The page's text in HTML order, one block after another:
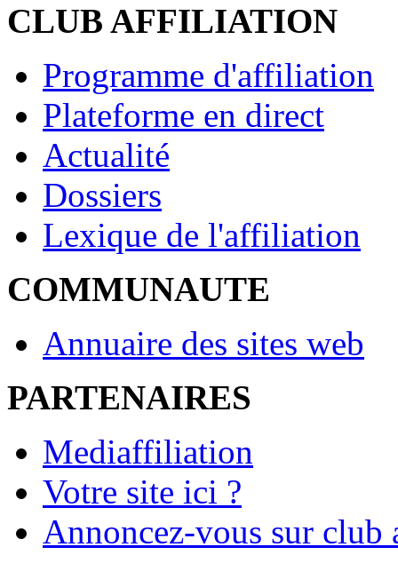
CLUB AFFILIATION
Programme d'affiliation
Plateforme en direct
Actualité
Dossiers
Lexique de l'affiliation
COMMUNAUTE
Annuaire des sites web
PARTENAIRES
Mediaffiliation
Votre site ici ?
Annoncez-vous sur